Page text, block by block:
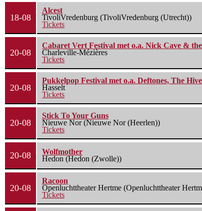
18-08
Alcest
TivoliVredenburg (TivoliVredenburg (Utrecht))
Tickets
20-08
Cabaret Vert Festival met o.a. Nick Cave &
Charleville-Mézières
Tickets
20-08
Pukkelpop Festival met o.a. Deftones, The
Hasselt
Tickets
20-08
Stick To Your Guns
Nieuwe Nor (Nieuwe Nor (Heerlen))
Tickets
20-08
Wolfmother
Hedon (Hedon (Zwolle))
20-08
Racoon
Openluchttheater Hertme (Openluchttheater
Tickets